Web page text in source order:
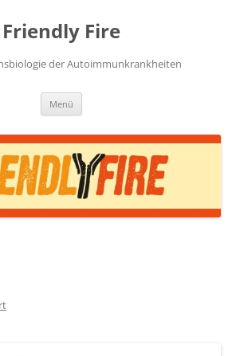
Friendly Fire
der Autoimmunkrankheiten
Menü